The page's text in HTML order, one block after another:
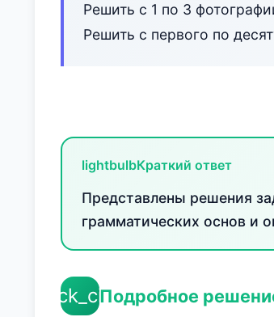
Решить с 1 по 3
Решить с первого по
lightbulbКраткий ответ
Представлены решения
грамматических основ и
check_circleПодробное